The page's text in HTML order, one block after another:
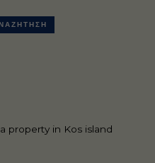
property in Kos island